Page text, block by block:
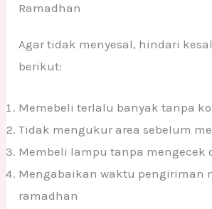
Ramadhan
Agar tidak menyesal, hindari
berikut:
Memebeli terlalu banyak tanpa
Tidak mengukur area sebelum
Membeli lampu tanpa mengecek
Mengabaikan waktu pengiriman
ramadhan